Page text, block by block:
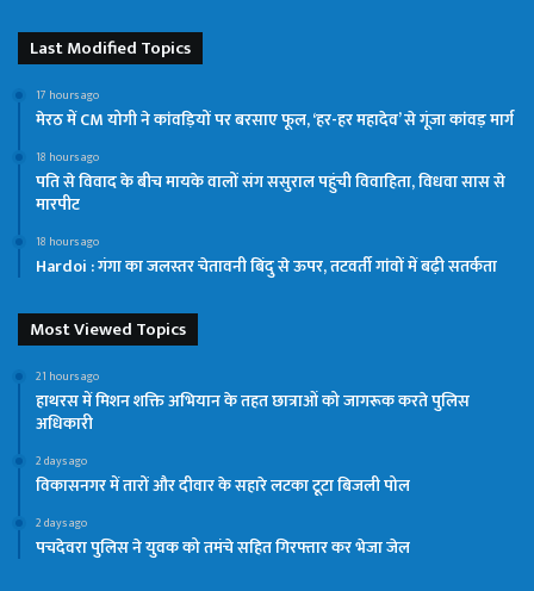
Last Modified Topics
17 hours ago
मेरठ में CM योगी ने कांवड़ियों पर बरसाए फूल, ‘हर-हर महादेव’ से गूंजा कांवड़ मार्ग
18 hours ago
पति से विवाद के बीच मायके वालों संग ससुराल पहुंची विवाहिता, विधवा सास से
मारपीट
18 hours ago
Hardoi : गंगा का जलस्तर चेतावनी बिंदु से ऊपर, तटवर्ती गांवों में बढ़ी सतर्कता
Most Viewed Topics
21 hours ago
हाथरस में मिशन शक्ति अभियान के तहत छात्राओं को जागरूक करते पुलिस
अधिकारी
2 days ago
विकासनगर में तारों और दीवार के सहारे लटका टूटा बिजली पोल
2 days ago
पचदेवरा पुलिस ने युवक को तमंचे सहित गिरफ्तार कर भेजा जेल